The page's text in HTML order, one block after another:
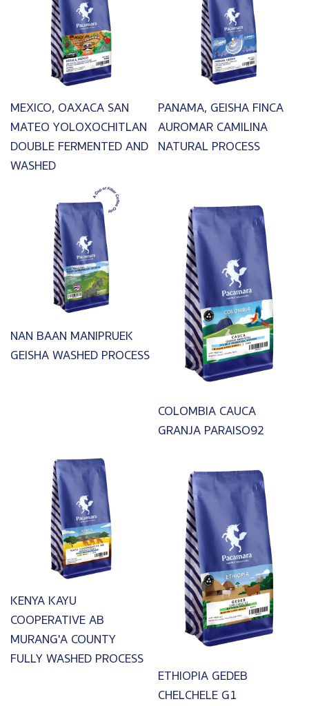
MEXICO, OAXACA SAN
MATEO YOLOXOCHITLAN
DOUBLE FERMENTED AND
WASHED
PANAMA, GEISHA FINCA
AUROMAR CAMILINA
NATURAL PROCESS
NAN BAAN MANIPRUEK
GEISHA WASHED PROCESS
COLOMBIA CAUCA
GRANJA PARAISO92
KENYA KAYU
COOPERATIVE AB
MURANG'A COUNTY
FULLY WASHED PROCESS
ETHIOPIA GEDEB
CHELCHELE G1